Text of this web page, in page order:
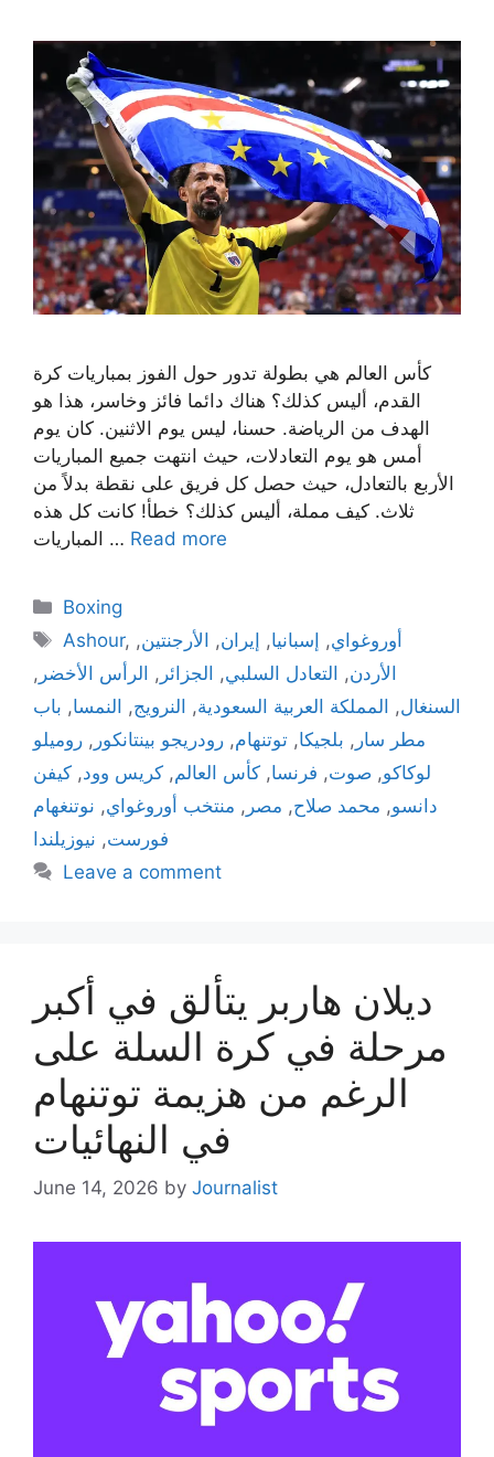
كأس العالم هي بطولة تدور حول الفوز بمباريات كرة
القدم، أليس كذلك؟ هناك دائما فائز وخاسر، هذا هو
الهدف من الرياضة. حسنا، ليس يوم الاثنين. كان يوم
أمس هو يوم التعادلات، حيث انتهت جميع المباريات
الأربع بالتعادل، حيث حصل كل فريق على نقطة بدلاً من
ثلاث. كيف مملة، أليس كذلك؟ خطأ! كانت كل هذه
المباريات … Read more
Categories
Boxing
Tags
Ashour, أوروغواي, إسبانيا, إيران, الأرجنتين,
الأردن, التعادل السلبي, الجزائر , الرأس الأخضر ,
السنغال, المملكة العربية السعودية, النرويج, النمسا, باب
مطر سار , بلجيكا, توتنهام, رودريجو بينتانكور , روميلو
لوكاكو, صوت, فرنسا, كأس العالم, كريس وود, كيفن
دانسو, محمد صلاح, مصر , منتخب أوروغواي, نوتنغهام
فورست, نيوزيلندا
Leave a comment
ديلان هاربر يتألق في أكبر
مرحلة في كرة السلة على
الرغم من هزيمة توتنهام
في النهائيات
June 14, 2026 by Journalist